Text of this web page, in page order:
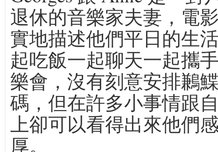
退休的音樂家夫妻，電
實地描述他們平日的生
起吃飯一起聊天一起攜
樂會，沒有刻意安排鶼
碼，但在許多小事情跟
上卻可以看得出來他們
厚。